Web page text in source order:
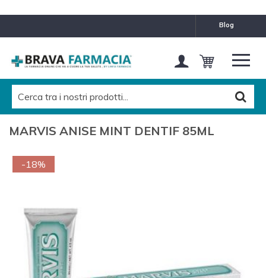
blog
MARVIS ANISE MINT DENTIF 85ML
-18%